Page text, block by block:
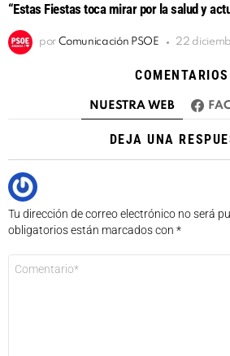
“Estas Fiestas toca mirar por la salud y
por Comunicación PSOE 22
COMENTARIOS
NUESTRA WEB
DEJA UNA
Tu dirección de correo electrónico no será
obligatorios están marcados con *